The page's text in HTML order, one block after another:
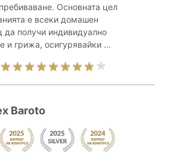
Основната цел
е всеки домашен
да получи индивидуално
и грижа, осигурявайки ...
Baroto